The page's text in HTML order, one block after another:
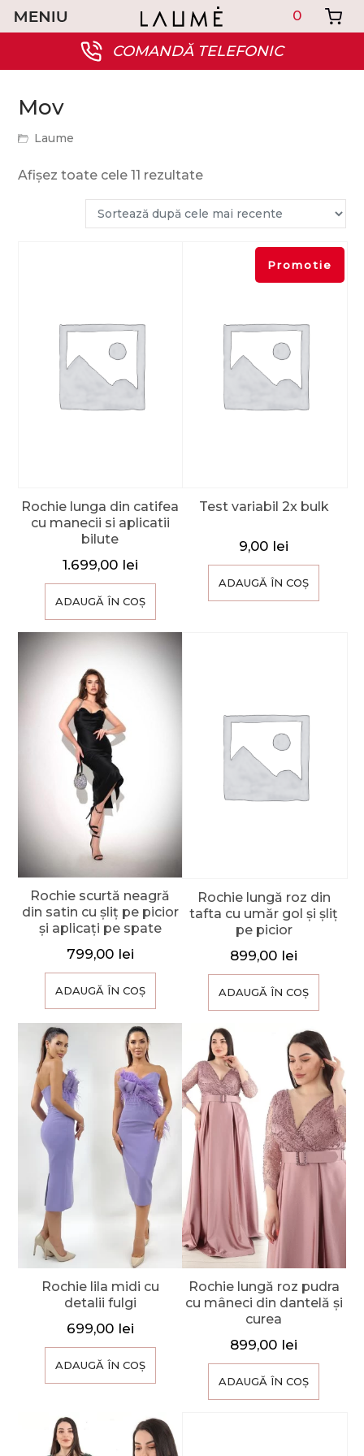
COMANDĂ TELEFONIC
0
Mov
Laume
Afișez toate cele 11 rezultate
Rochie lunga din catifea
cu manecii si aplicatii
bilute
1.699,00 lei
ADAUGĂ ÎN COȘ
Promotie
Test variabil 2x bulk
9,00 lei
ADAUGĂ ÎN COȘ
Rochie scurtă neagră
din satin cu șliț pe picior
și aplicați pe spate
799,00 lei
ADAUGĂ ÎN COȘ
Rochie lungă roz din
tafta cu umăr gol și șliț
pe picior
899,00 lei
ADAUGĂ ÎN COȘ
Rochie lila midi cu
detalii fulgi
699,00 lei
ADAUGĂ ÎN COȘ
Rochie lungă roz pudra
cu mâneci din dantelă și
curea
899,00 lei
ADAUGĂ ÎN COȘ